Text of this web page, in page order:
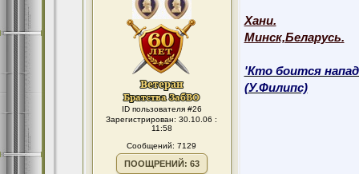
ID пользователя #26
Зарегистрирован: 30.10.06 :
11:58
Сообщений: 7129
ПООЩРЕНИЙ: 63
Хани.
Минск,Беларусь.
'Кто боится
(У.Филипс)